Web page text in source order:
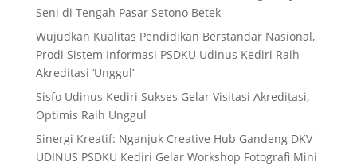
Seni di Tengah Pasar Setono Betek
Wujudkan Kualitas Pendidikan Berstandar Nasional,
Prodi Sistem Informasi PSDKU Udinus Kediri Raih
Akreditasi ‘Unggul’
Sisfo Udinus Kediri Sukses Gelar Visitasi Akreditasi,
Optimis Raih Unggul
Sinergi Kreatif: Nganjuk Creative Hub Gandeng DKV
UDINUS PSDKU Kediri Gelar Workshop Fotografi Mini